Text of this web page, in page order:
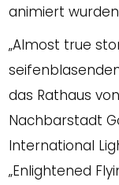
animiert
„Almost true
das Rathaus
Nachbarstadt
International
„Enlightened